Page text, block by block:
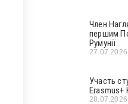
Член
першим
Румунії
Участь
Erasmus+